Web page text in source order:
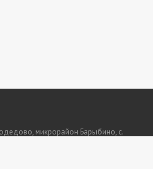
микрорайон Барыбино, с.